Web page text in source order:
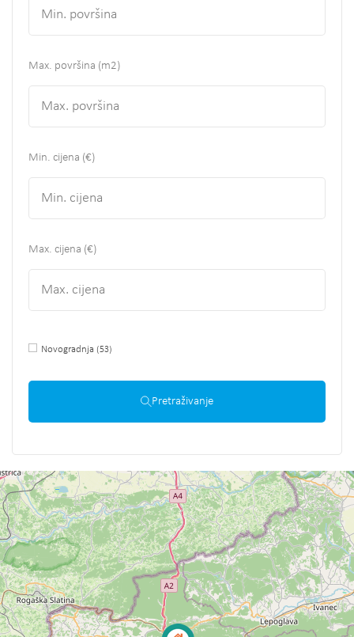
Max. površina (m2)
Min. cijena (€)
Max. cijena (€)
Novogradnja (53)
Pretraživanje